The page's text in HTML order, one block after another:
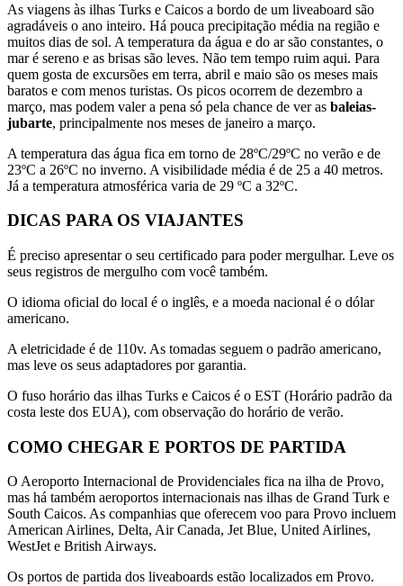
As viagens às ilhas Turks e Caicos a bordo de um liveaboard são
agradáveis o ano inteiro. Há pouca precipitação média na região e
muitos dias de sol. A temperatura da água e do ar são constantes, o
mar é sereno e as brisas são leves. Não tem tempo ruim aqui. Para
quem gosta de excursões em terra, abril e maio são os meses mais
baratos e com menos turistas. Os picos ocorrem de dezembro a
março, mas podem valer a pena só pela chance de ver as baleias-
jubarte, principalmente nos meses de janeiro a março.
A temperatura das água fica em torno de 28ºC/29ºC no verão e de
23ºC a 26ºC no inverno. A visibilidade média é de 25 a 40 metros.
Já a temperatura atmosférica varia de 29 ºC a 32ºC.
DICAS PARA OS VIAJANTES
É preciso apresentar o seu certificado para poder mergulhar. Leve os
seus registros de mergulho com você também.
O idioma oficial do local é o inglês, e a moeda nacional é o dólar
americano.
A eletricidade é de 110v. As tomadas seguem o padrão americano,
mas leve os seus adaptadores por garantia.
O fuso horário das ilhas Turks e Caicos é o EST (Horário padrão da
costa leste dos EUA), com observação do horário de verão.
COMO CHEGAR E PORTOS DE PARTIDA
O Aeroporto Internacional de Providenciales fica na ilha de Provo,
mas há também aeroportos internacionais nas ilhas de Grand Turk e
South Caicos. As companhias que oferecem voo para Provo incluem
American Airlines, Delta, Air Canada, Jet Blue, United Airlines,
WestJet e British Airways.
Os portos de partida dos liveaboards estão localizados em Provo.